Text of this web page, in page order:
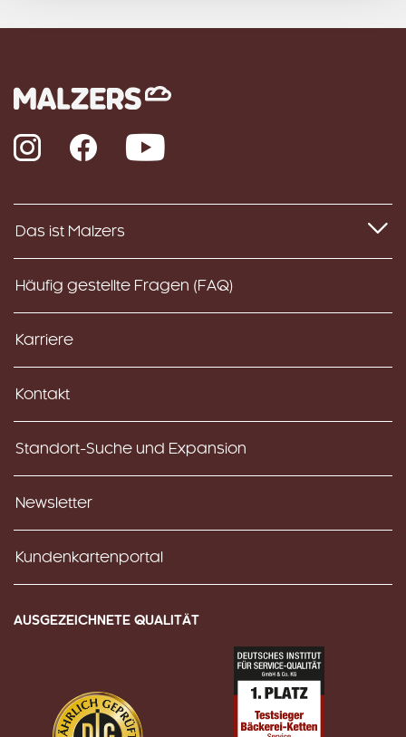
InstagramFacebook YouTube
Das ist Malzers
Häufig gestellte Fragen (FAQ)
Karriere
Kontakt
Standort-Suche und Expansion
Newsletter
Kundenkartenportal
AUSGEZEICHNETE QUALITÄT